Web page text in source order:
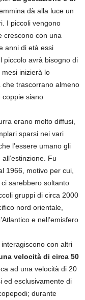
dà alla luce un
I piccoli vengono
crescono con una
anni di età essi
piccolo avrà bisogno di
inizierà lo
che trascorrano almeno
coppie siano
erano molto diffusi,
sparsi nei vari
l’essere umano gli
Fu
1966, motivo per cui,
sarebbero soltanto
gruppi di circa 2000
nord orientale,
e nell’emisfero
con altri
velocità di circa 50
ad una velocità di 20
ed esclusivamente di
durante